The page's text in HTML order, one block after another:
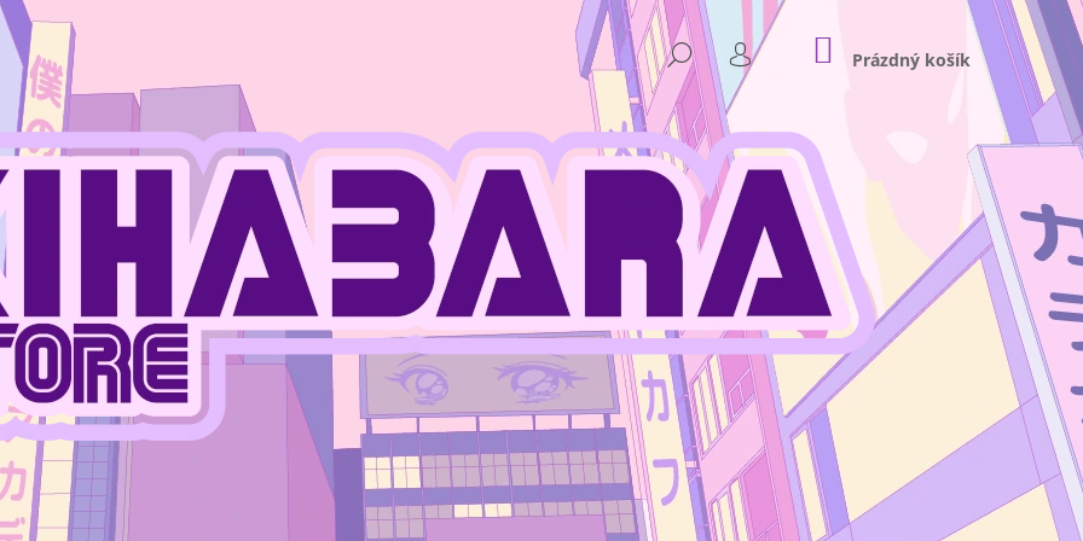
HLEDAT
PŘIHLÁŠENÍ
NÁKUPNÍ
KOŠÍK
Prázdný košík
CO POTŘEBUJETE NAJÍT?
HLEDAT
DOPORUČUJEME
KAISEN - MEGUMI FUSHIGURO ONE PIECE - MONKEY D. LUFFY GEAR 4